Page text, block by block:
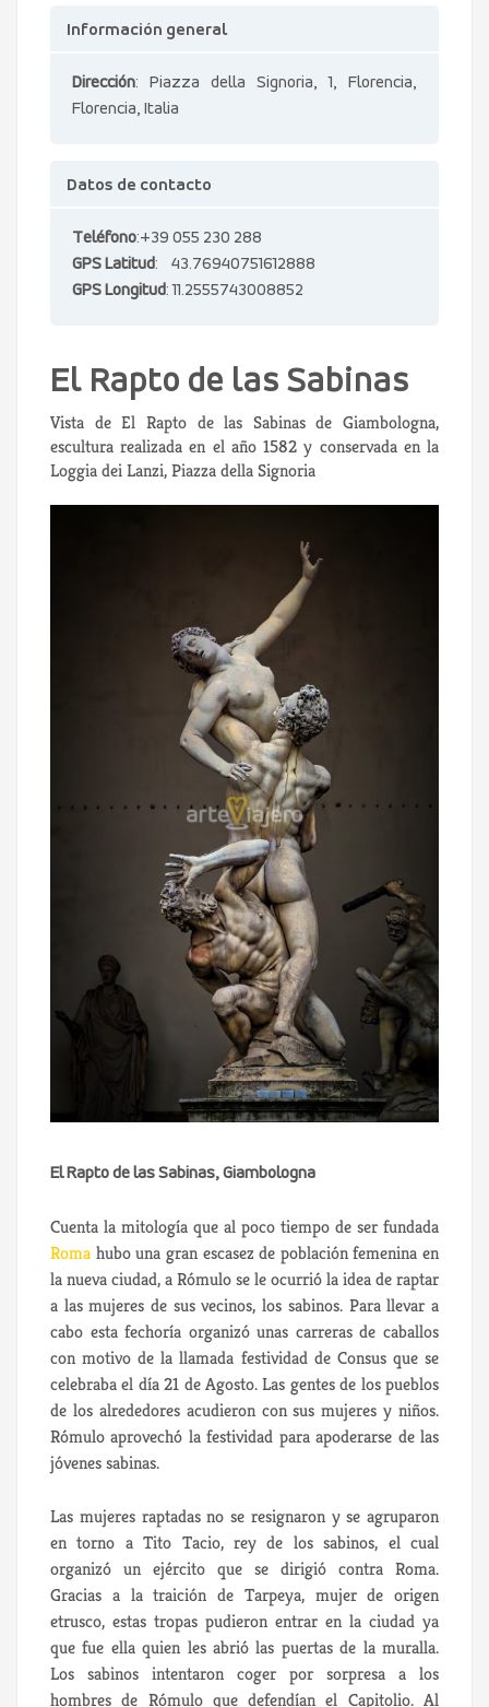
Información general
Dirección: Piazza della Signoria, 1, Florencia,
Florencia, Italia
Datos de contacto
Teléfono:+39 055 230 288
GPS Latitud: 43.76940751612888
GPS Longitud: 11.2555743008852
El Rapto de las Sabinas
Vista de El Rapto de las Sabinas de Giambologna,
escultura realizada en el año 1582 y conservada en la
Loggia dei Lanzi, Piazza della Signoria
El Rapto de las Sabinas, Giambologna
Cuenta la mitología que al poco tiempo de ser fundada
Roma hubo una gran escasez de población femenina en
la nueva ciudad, a Rómulo se le ocurrió la idea de raptar
a las mujeres de sus vecinos, los sabinos. Para llevar a
cabo esta fechoría organizó unas carreras de caballos
con motivo de la llamada festividad de Consus que se
celebraba el día 21 de Agosto. Las gentes de los pueblos
de los alrededores acudieron con sus mujeres y niños.
Rómulo aprovechó la festividad para apoderarse de las
jóvenes sabinas.
Las mujeres raptadas no se resignaron y se agruparon
en torno a Tito Tacio, rey de los sabinos, el cual
organizó un ejército que se dirigió contra Roma.
Gracias a la traición de Tarpeya, mujer de origen
etrusco, estas tropas pudieron entrar en la ciudad ya
que fue ella quien les abrió las puertas de la muralla.
Los sabinos intentaron coger por sorpresa a los
hombres de Rómulo que defendían el Capitolio. Al